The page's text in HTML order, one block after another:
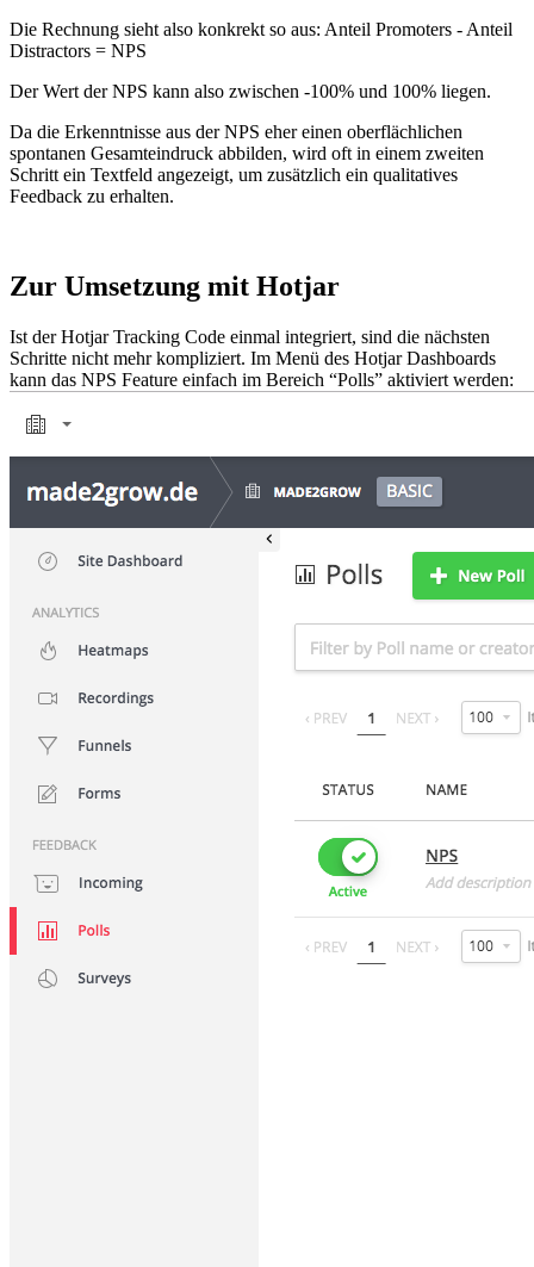
Die Rechnung sieht also konkrekt so aus: Anteil Promoters - Anteil
Distractors = NPS
Der Wert der NPS kann also zwischen -100% und 100% liegen.
Da die Erkenntnisse aus der NPS eher einen oberflächlichen
spontanen Gesamteindruck abbilden, wird oft in einem zweiten
Schritt ein Textfeld angezeigt, um zusätzlich ein qualitatives
Feedback zu erhalten.
Zur Umsetzung mit Hotjar
Ist der Hotjar Tracking Code einmal integriert, sind die nächsten
Schritte nicht mehr kompliziert. Im Menü des Hotjar Dashboards
kann das NPS Feature einfach im Bereich “Polls” aktiviert werden: